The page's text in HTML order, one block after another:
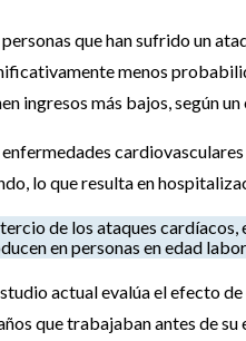
personas que han sufrido un
menos
ingresos más bajos, según
enfermedades
lo que resulta en
de los ataques
en personas en edad
actual evalúa el efecto
que trabajaban antes de